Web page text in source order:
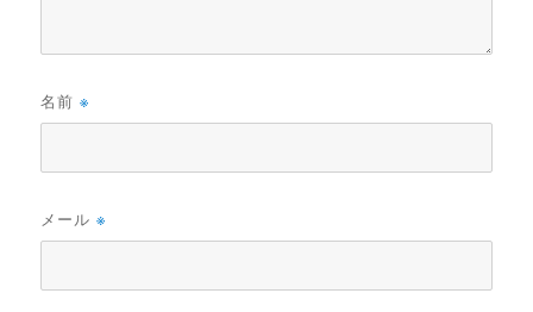
名前※
メール※